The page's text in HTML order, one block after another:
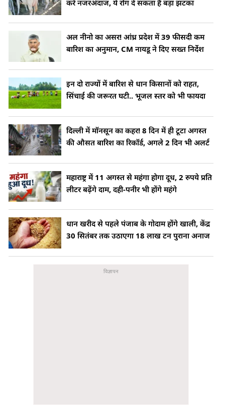
करें नजरअंदाज, ये रोग दे सकता है बड़ा झटका
अल नीनो का असर! आंध्र प्रदेश में 39 फीसदी कम
बारिश का अनुमान, CM नायडू ने दिए सख्त निर्देश
इन दो राज्यों में बारिश से धान किसानों को राहत,
सिंचाई की जरूरत घटी.. भूजल स्तर को भी फायदा
दिल्ली में मॉनसून का कहर! 8 दिन में ही टूटा अगस्त
की औसत बारिश का रिकॉर्ड, अगले 2 दिन भी अलर्ट
महाराष्ट्र में 11 अगस्त से महंगा होगा दूध, 2 रुपये प्रति
लीटर बढ़ेंगे दाम, दही-पनीर भी होंगे महंगे
धान खरीद से पहले पंजाब के गोदाम होंगे खाली, केंद्र
30 सितंबर तक उठाएगा 18 लाख टन पुराना अनाज